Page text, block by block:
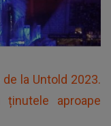
la Untold 2023.
aproape